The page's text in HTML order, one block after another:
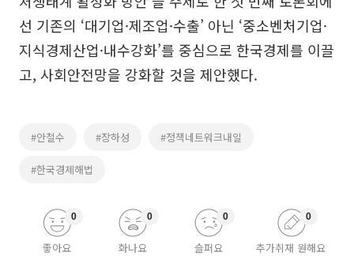
선 기존의 ‘대기업·제조업·수출’ 아닌 ‘중소벤처기업·
지식경제산업·내수강화’를 중심으로 한국경제를 이끌
고, 사회안전망을 강화할 것을 제안했다.
#안철수 #장하성 #정책네트워크내일
#한국경제해법
좋아요
0
화나요
0
슬퍼요
0
추가취재 원해요
0